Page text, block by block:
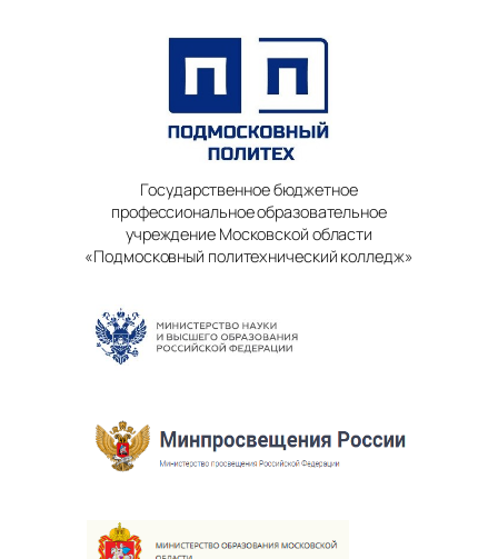
Государственное бюджетное
профессиональное образовательное
учреждение Московской области
«Подмосковный политехнический колледж»